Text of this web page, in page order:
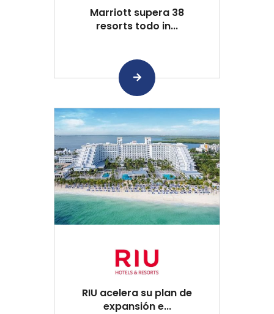
Marriott supera 38
resorts todo in...
RIU acelera su plan de
expansión e...